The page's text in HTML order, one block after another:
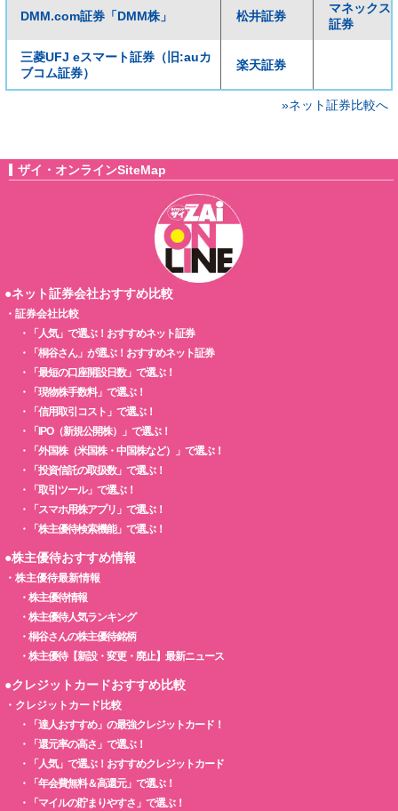
DMM.com証券「DMM株」 松井証券
マネックス
証券
三菱UFJ eスマート証券（旧:auカ
ブコム証券）
楽天証券
»ネット証券比較へ
ザイ・オンラインSiteMap
●ネット証券会社おすすめ比較
・ 証券会社比較
・
「人気」で選ぶ！おすすめネット証券
・
「桐谷さん」が選ぶ！おすすめネット証券
・
「最短の口座開設日数」で選ぶ！
・
「現物株手数料」で選ぶ！
・
「信用取引コスト」で選ぶ！
・
「IPO（新規公開株）」で選ぶ！
・
「外国株（米国株・中国株など）」で選ぶ！
・
「投資信託の取扱数」で選ぶ！
・
「取引ツール」で選ぶ！
・
「スマホ用株アプリ」で選ぶ！
・
「株主優待検索機能」で選ぶ！
●株主優待おすすめ情報
・ 株主優待最新情報
・ 株主優待情報
・ 株主優待人気ランキング
・ 桐谷さんの株主優待銘柄
・ 株主優待【新設・変更・廃止】最新ニュース
●クレジットカードおすすめ比較
・ クレジットカード比較
・
「達人おすすめ」の最強クレジットカード！
・
「還元率の高さ」で選ぶ！
・
「人気」で選ぶ！おすすめクレジットカード
・
「年会費無料＆高還元」で選ぶ！
・
「マイルの貯まりやすさ」で選ぶ！